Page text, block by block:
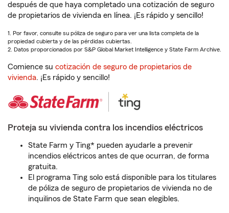
después de que haya completado una cotización de seguro
de propietarios de vivienda en línea. ¡Es rápido y sencillo!
1. Por favor, consulte su póliza de seguro para ver una lista completa de la
propiedad cubierta y de las pérdidas cubiertas.
2. Datos proporcionados por S&P Global Market Intelligence y State Farm Archive.
Comience su cotización de seguro de propietarios de
vivienda. ¡Es rápido y sencillo!
Proteja su vivienda contra los incendios eléctricos
State Farm y Ting* pueden ayudarle a prevenir
incendios eléctricos antes de que ocurran, de forma
gratuita.
El programa Ting solo está disponible para los titulares
de póliza de seguro de propietarios de vivienda no de
inquilinos de State Farm que sean elegibles.